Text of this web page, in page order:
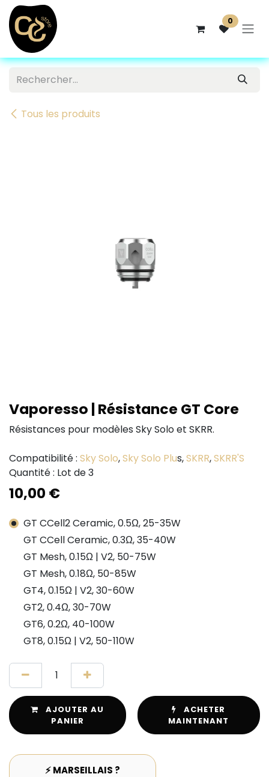
Se rendre au contenu
0
Tous les produits
Vaporesso | Résistance GT Core
Résistances pour modèles Sky Solo et SKRR.
Compatibilité : Sky Solo,Sky Solo Plus,SKRR,SKRR'S
Quantité : Lot de 3
10,00 €
GT CCell2 Ceramic, 0.5Ω, 25-35W
GT CCell Ceramic, 0.3Ω, 35-40W
GT Mesh, 0.15Ω | V2, 50-75W
GT Mesh, 0.18Ω, 50-85W
GT4, 0.15Ω | V2, 30-60W
GT2, 0.4Ω, 30-70W
GT6, 0.2Ω, 40-100W
GT8, 0.15Ω | V2, 50-110W
AJOUTER AU
PANIER
ACHETER
MAINTENANT
⚡ MARSEILLAIS ?